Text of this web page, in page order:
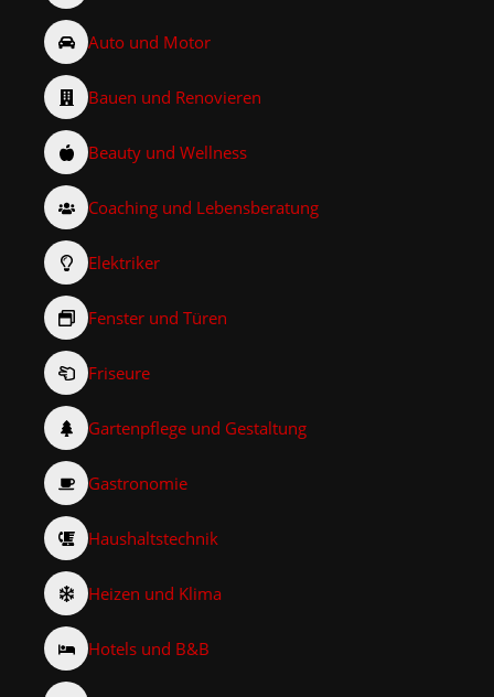
Auto und Motor
Bauen und Renovieren
Beauty und Wellness
Coaching und Lebensberatung
Elektriker
Fenster und Türen
Friseure
Gartenpflege und Gestaltung
Gastronomie
Haushaltstechnik
Heizen und Klima
Hotels und B&B